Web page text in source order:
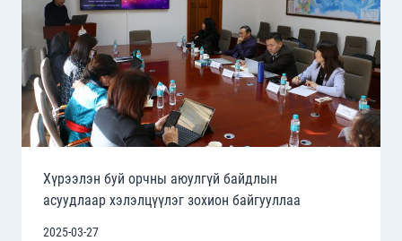
Хүрээлэн буй орчны аюулгүй байдлын
асуудлаар хэлэлцүүлэг зохион байгууллаа
2025-03-27